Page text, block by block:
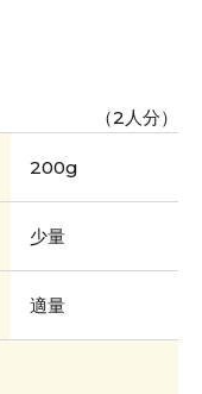
（2人分）
200g
少量
適量